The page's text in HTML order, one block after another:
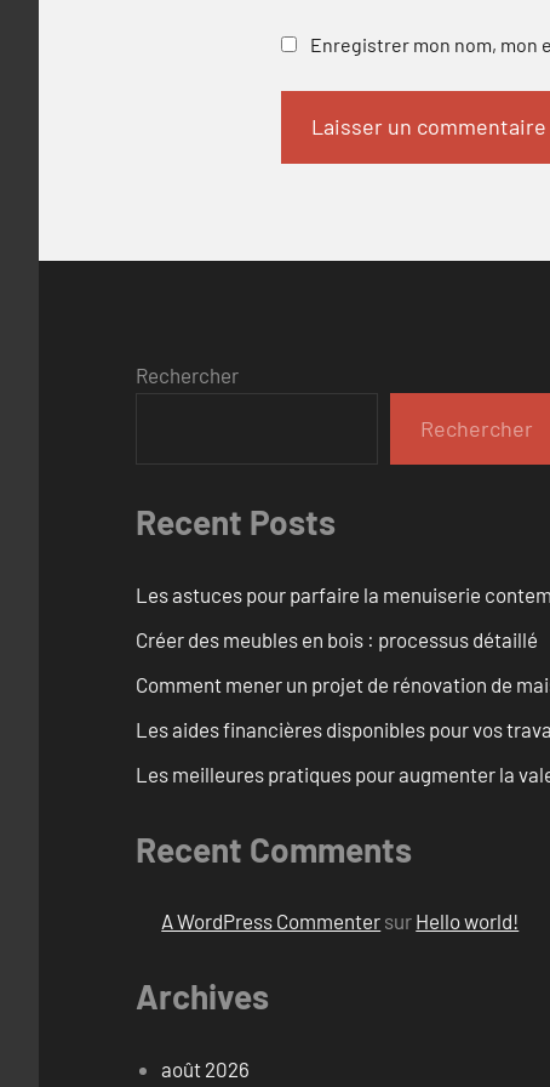
Enregistrer mon nom, mon
Rechercher
Rechercher
Recent Posts
Les astuces pour parfaire la menuiserie
Créer des meubles en bois : processus détaillé
Comment mener un projet de rénovation de
Les aides financières disponibles pour vos
Les meilleures pratiques pour augmenter la
Recent Comments
A WordPress Commenter sur Hello world!
Archives
août 2026